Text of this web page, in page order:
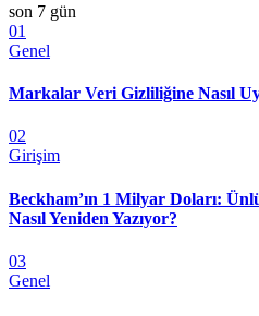
son 7 gün
01
Genel
Markalar Veri Gizliliğine Nasıl
02
Girişim
Beckham’ın 1 Milyar Doları:
Nasıl Yeniden Yazıyor?
03
Genel